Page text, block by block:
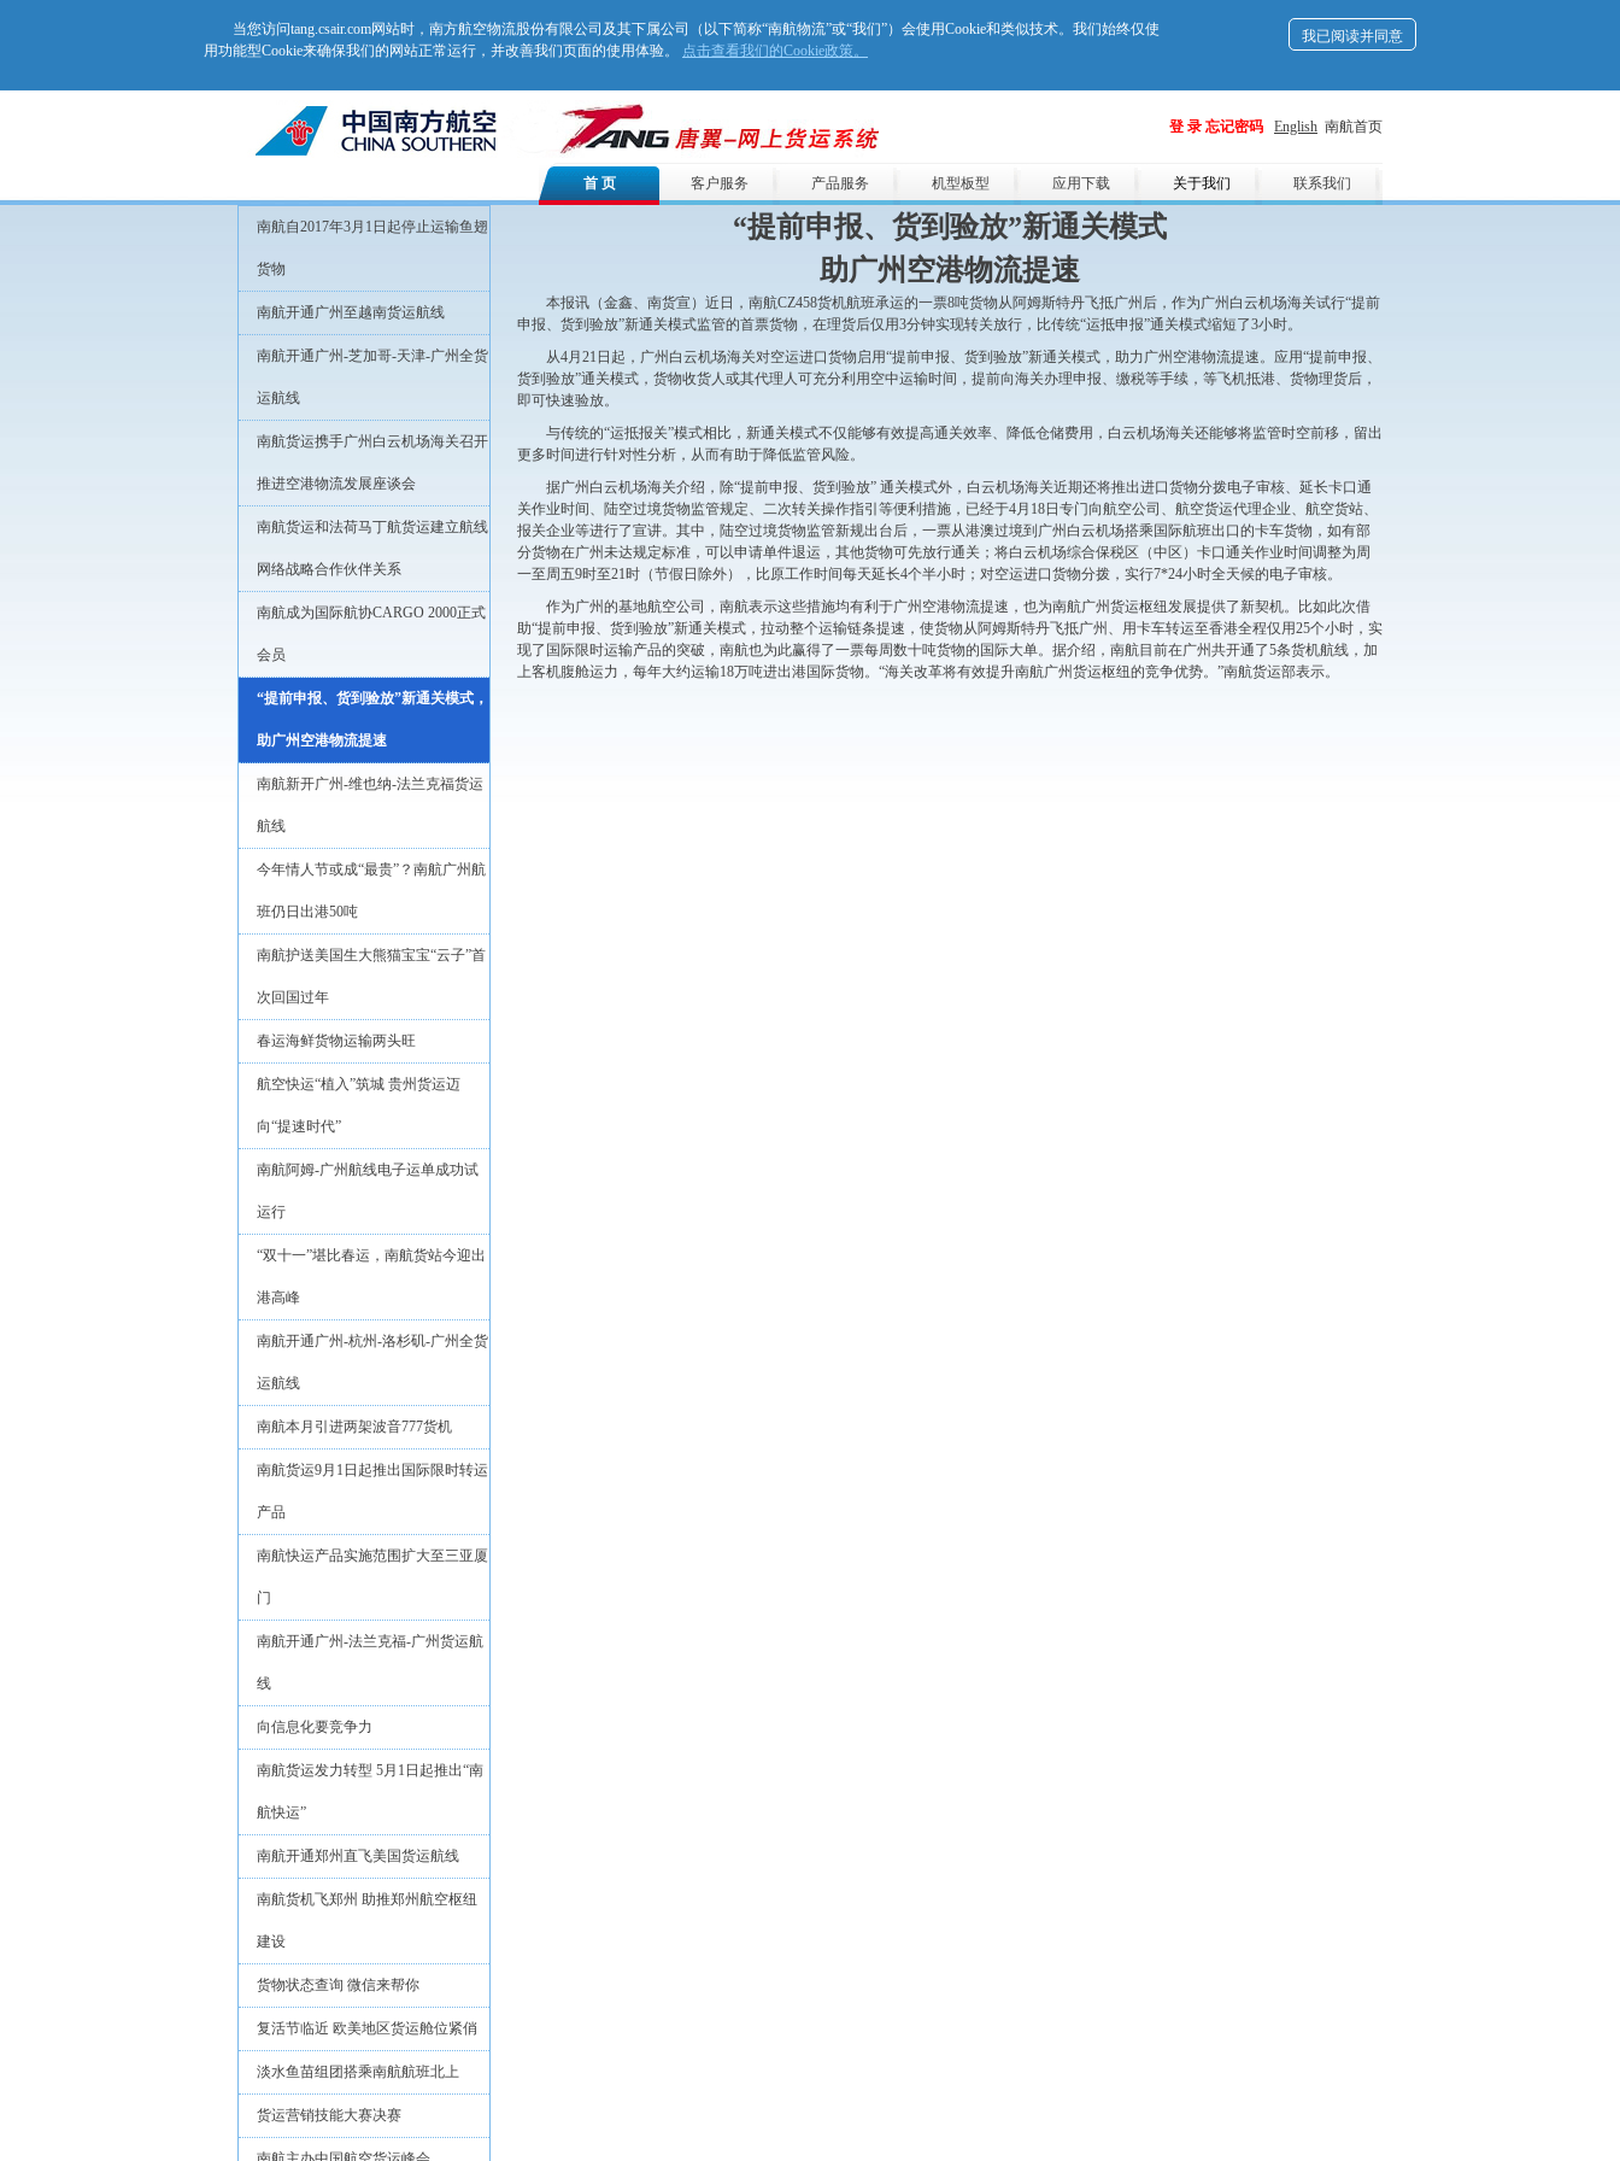
当您访问tang.csair.com网站时，南方航空物流股份有限公司及其下属公司（以下简称“南航物流”或“我们”）会使用Cookie和类似技术。我们始终仅使
用功能型Cookie来确保我们的网站正常运行，并改善我们页面的使用体验。 点击查看我们的Cookie政策。
我已阅读并同意
登 录 忘记密码 English 南航首页
首 页 客户服务 产品服务 机型板型 应用下载 关于我们 联系我们
南航自2017年3月1日起停止运输鱼翅
货物
南航开通广州至越南货运航线
南航开通广州-芝加哥-天津-广州全货
运航线
南航货运携手广州白云机场海关召开
推进空港物流发展座谈会
南航货运和法荷马丁航货运建立航线
网络战略合作伙伴关系
南航成为国际航协CARGO 2000正式
会员
“提前申报、货到验放”新通关模式，
助广州空港物流提速
南航新开广州-维也纳-法兰克福货运
航线
今年情人节或成“最贵”？南航广州航
班仍日出港50吨
南航护送美国生大熊猫宝宝“云子”首
次回国过年
春运海鲜货物运输两头旺
航空快运“植入”筑城 贵州货运迈
向“提速时代”
南航阿姆-广州航线电子运单成功试
运行
“双十一”堪比春运，南航货站今迎出
港高峰
南航开通广州-杭州-洛杉矶-广州全货
运航线
南航本月引进两架波音777货机
南航货运9月1日起推出国际限时转运
产品
南航快运产品实施范围扩大至三亚厦
门
南航开通广州-法兰克福-广州货运航
线
向信息化要竞争力
南航货运发力转型 5月1日起推出“南
航快运”
南航开通郑州直飞美国货运航线
南航货机飞郑州 助推郑州航空枢纽
建设
货物状态查询 微信来帮你
复活节临近 欧美地区货运舱位紧俏
淡水鱼苗组团搭乘南航航班北上
货运营销技能大赛决赛
“提前申报、货到验放”新通关模式
助广州空港物流提速
本报讯（金鑫、南货宣）近日，南航CZ458货机航班承运的一票8吨货物从阿姆斯特丹飞抵广州后，作为广州白云机场海关试行“提前
申报、货到验放”新通关模式监管的首票货物，在理货后仅用3分钟实现转关放行，比传统“运抵申报”通关模式缩短了3小时。
从4月21日起，广州白云机场海关对空运进口货物启用“提前申报、货到验放”新通关模式，助力广州空港物流提速。应用“提前申报、
货到验放”通关模式，货物收货人或其代理人可充分利用空中运输时间，提前向海关办理申报、缴税等手续，等飞机抵港、货物理货后，
即可快速验放。
与传统的“运抵报关”模式相比，新通关模式不仅能够有效提高通关效率、降低仓储费用，白云机场海关还能够将监管时空前移，留出
更多时间进行针对性分析，从而有助于降低监管风险。
据广州白云机场海关介绍，除“提前申报、货到验放” 通关模式外，白云机场海关近期还将推出进口货物分拨电子审核、延长卡口通
关作业时间、陆空过境货物监管规定、二次转关操作指引等便利措施，已经于4月18日专门向航空公司、航空货运代理企业、航空货站、
报关企业等进行了宣讲。其中，陆空过境货物监管新规出台后，一票从港澳过境到广州白云机场搭乘国际航班出口的卡车货物，如有部
分货物在广州未达规定标准，可以申请单件退运，其他货物可先放行通关；将白云机场综合保税区（中区）卡口通关作业时间调整为周
一至周五9时至21时（节假日除外），比原工作时间每天延长4个半小时；对空运进口货物分拨，实行7*24小时全天候的电子审核。
作为广州的基地航空公司，南航表示这些措施均有利于广州空港物流提速，也为南航广州货运枢纽发展提供了新契机。比如此次借
助“提前申报、货到验放”新通关模式，拉动整个运输链条提速，使货物从阿姆斯特丹飞抵广州、用卡车转运至香港全程仅用25个小时，实
现了国际限时运输产品的突破，南航也为此赢得了一票每周数十吨货物的国际大单。据介绍，南航目前在广州共开通了5条货机航线，加
上客机腹舱运力，每年大约运输18万吨进出港国际货物。“海关改革将有效提升南航广州货运枢纽的竞争优势。”南航货运部表示。